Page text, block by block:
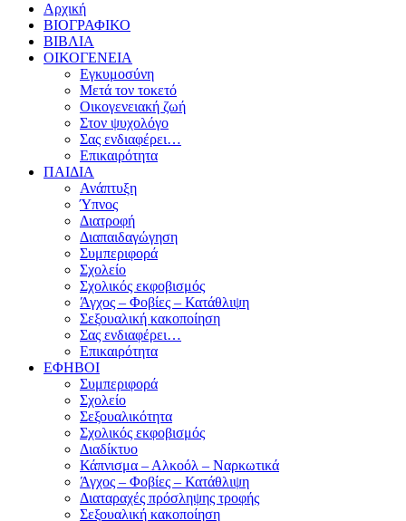
Αρχική
ΒΙΟΓΡΑΦΙΚΟ
ΒΙΒΛΙΑ
ΟΙΚΟΓΕΝΕΙΑ
Εγκυμοσύνη
Μετά τον τοκετό
Οικογενειακή ζωή
Στον ψυχολόγο
Σας ενδιαφέρει…
Επικαιρότητα
ΠΑΙΔΙΑ
Ανάπτυξη
Ύπνος
Διατροφή
Διαπαιδαγώγηση
Συμπεριφορά
Σχολείο
Σχολικός εκφοβισμός
Άγχος – Φοβίες – Κατάθλιψη
Σεξουαλική κακοποίηση
Σας ενδιαφέρει…
Επικαιρότητα
ΕΦΗΒΟΙ
Συμπεριφορά
Σχολείο
Σεξουαλικότητα
Σχολικός εκφοβισμός
Διαδίκτυο
Κάπνισμα – Αλκοόλ – Ναρκωτικά
Άγχος – Φοβίες – Κατάθλιψη
Διαταραχές πρόσληψης τροφής
Σεξουαλική κακοποίηση